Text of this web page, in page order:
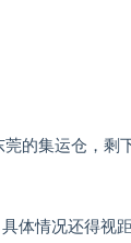
的集运仓，剩
体情况还得视距